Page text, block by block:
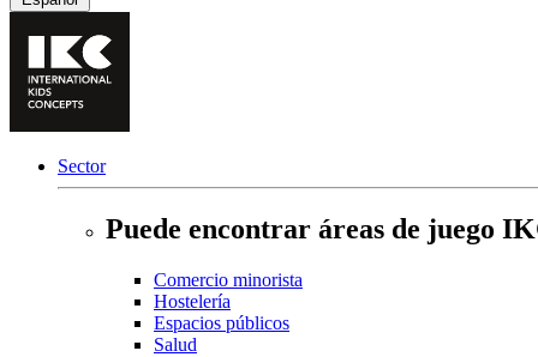
Sector
Puede encontrar áreas de juego
Comercio minorista
Hostelería
Espacios públicos
Salud